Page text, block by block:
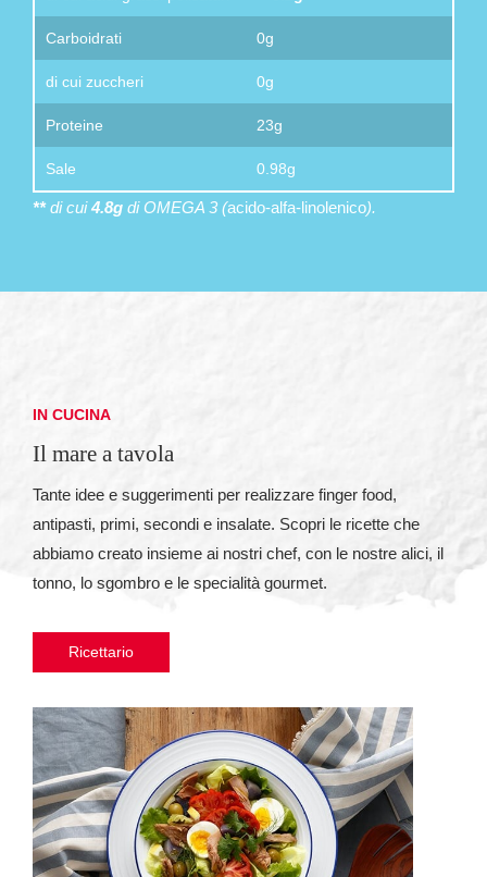
Carboidrati 0g
di cui zuccheri 0g
Proteine 23g
Sale 0.98g
**di cui4.8g di OMEGA 3 (acido-alfa-linolenico).
IN CUCINA
Il mare a tavola
Tante idee e suggerimenti per realizzare finger food,
antipasti, primi, secondi e insalate. Scopri le ricette che
abbiamo creato insieme ai nostri chef, con le nostre alici, il
tonno, lo sgombro e le specialità gourmet.
Ricettario